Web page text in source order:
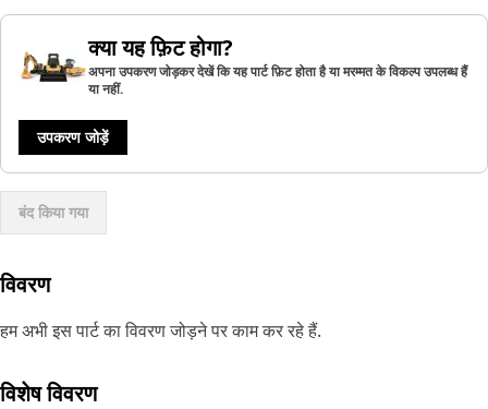
क्या यह फ़िट होगा?
अपना उपकरण जोड़कर देखें कि यह पार्ट फ़िट होता है या मरम्मत के विकल्प उपलब्ध हैं
या नहीं.
उपकरण जोड़ें
बंद किया गया
विवरण
हम अभी इस पार्ट का विवरण जोड़ने पर काम कर रहे हैं.
विशेष विवरण